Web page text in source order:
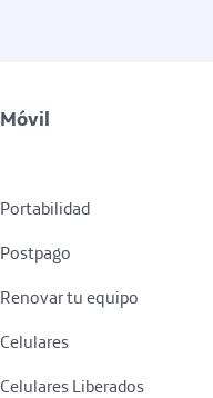
Móvil
Portabilidad
Postpago
Renovar tu equipo
Celulares
Celulares Liberados